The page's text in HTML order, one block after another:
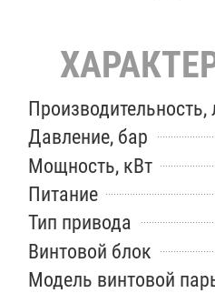
Давление, бар
Мощность, кВт
Питание
Тип привода
Винтовой блок
Модель винтовой